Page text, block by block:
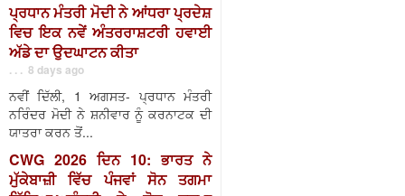
ਪ੍ਰਧਾਨ ਮੰਤਰੀ ਮੋਦੀ ਨੇ ਆਂਧਰਾ ਪ੍ਰਦੇਸ਼
ਵਿਚ ਇਕ ਨਵੇਂ ਅੰਤਰਰਾਸ਼ਟਰੀ ਹਵਾਈ
ਅੱਡੇ ਦਾ ਉਦਘਾਟਨ ਕੀਤਾ
. . . 8 days ago
ਨਵੀਂ ਦਿੱਲੀ, 1 ਅਗਸਤ- ਪ੍ਰਧਾਨ ਮੰਤਰੀ
ਨਰਿੰਦਰ ਮੋਦੀ ਨੇ ਸ਼ਨੀਵਾਰ ਨੂੰ ਕਰਨਾਟਕ ਦੀ
ਯਾਤਰਾ ਕਰਨ ਤੋਂ...
CWG 2026 ਦਿਨ 10: ਭਾਰਤ ਨੇ
ਮੁੱਕੇਬਾਜ਼ੀ ਵਿੱਚ ਪੰਜਵਾਂ ਸੋਨ ਤਗਮਾ